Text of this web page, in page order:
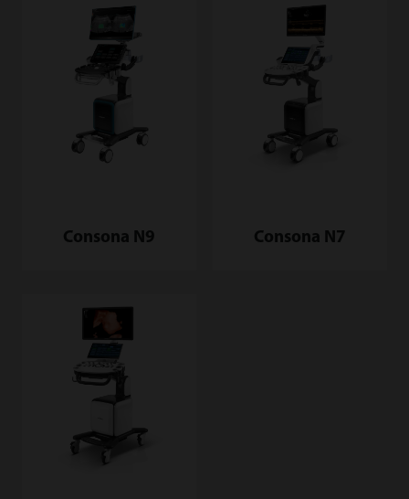
Consona N9 Consona N7